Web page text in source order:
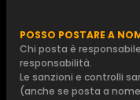
POSSO POSTARE A
Chi posta è
responsabilità.
Le sanzioni e controlli
(anche se posta a